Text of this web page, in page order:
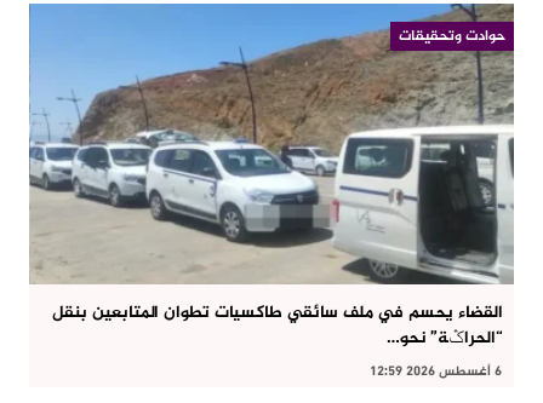
حوادت وتحقيقات
القضاء يحسم في ملف سائقي طاكسيات تطوان المتابعين بنقل
“الحراݣة” نحو…
6 أغسطس 2026 12:59